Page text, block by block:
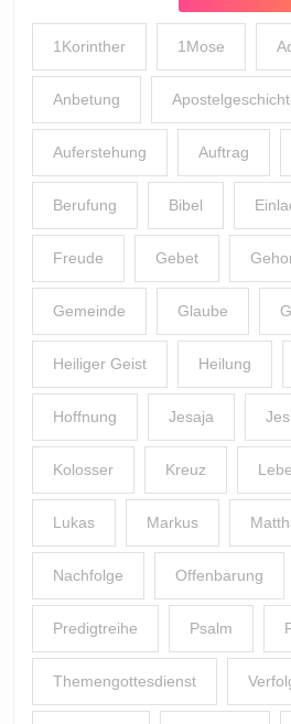
1Korinther 1Mose
Anbetung
Auferstehung Auftrag
Berufung Bibel
Freude Gebet
Gemeinde Glaube
Heiliger Geist Heilung
Hoffnung Jesaja
Kolosser Kreuz
Lukas Markus
Nachfolge Offenbarung
Predigtreihe Psalm
Themengottesdienst